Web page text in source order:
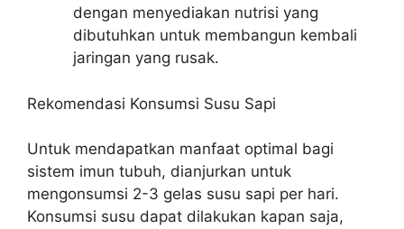
dengan menyediakan nutrisi yang
dibutuhkan untuk membangun kembali
jaringan yang rusak.
Rekomendasi Konsumsi Susu Sapi
Untuk mendapatkan manfaat optimal bagi
sistem imun tubuh, dianjurkan untuk
mengonsumsi 2-3 gelas susu sapi per hari.
Konsumsi susu dapat dilakukan kapan saja,